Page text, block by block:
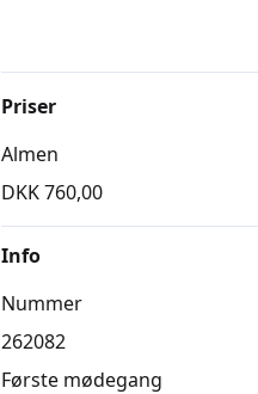
Priser
Almen
DKK 760,00
Info
Nummer
262082
Første mødegang